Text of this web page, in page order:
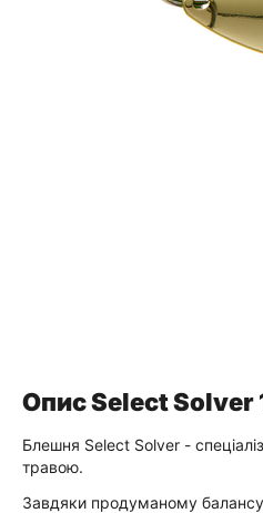
Опис Select Solver
Блешня Select Solver -
травою.
Завдяки продуманому